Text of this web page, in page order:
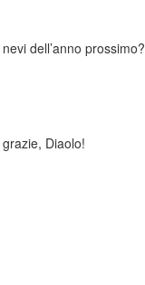
dell’anno prossimo?
Diaolo!